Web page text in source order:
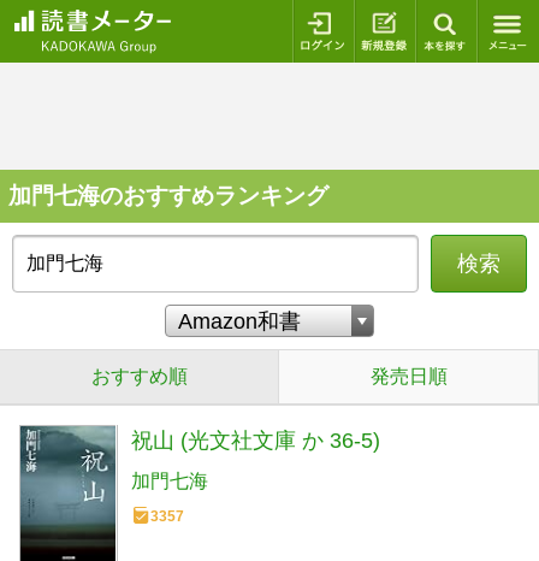
ログイン 新規登録
加門七海のおすすめランキング
検索
おすすめ順 発売日順
祝山 (光文社文庫 か 36-5)
加門七海
3357